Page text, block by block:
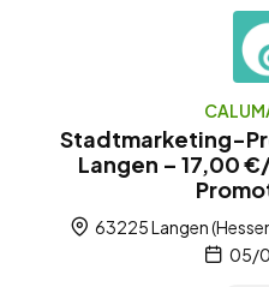
Stadtmarketing-
Langen – 17,00
63225 Langen
05/